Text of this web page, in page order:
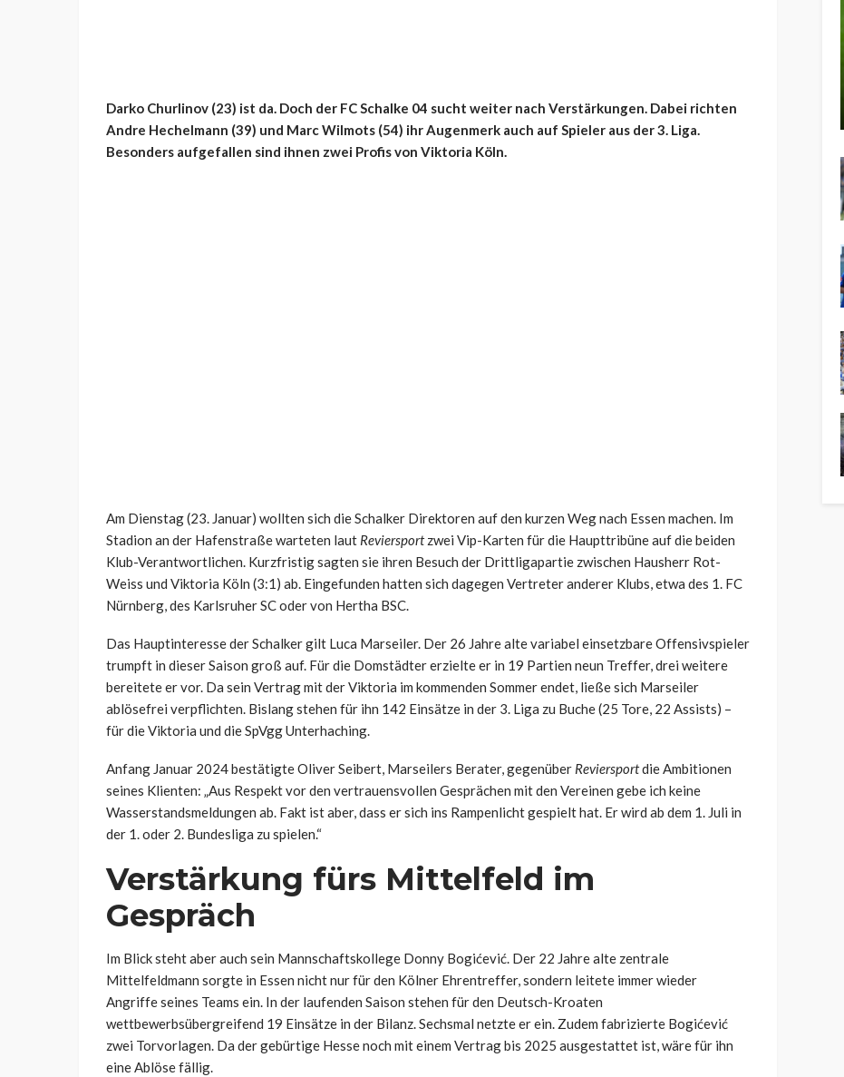
Darko Churlinov (23) ist da. Doch der FC Schalke 04 sucht weiter nach Verstärkungen. Dabei richten
Andre Hechelmann (39) und Marc Wilmots (54) ihr Augenmerk auch auf Spieler aus der 3. Liga.
Besonders aufgefallen sind ihnen zwei Profis von Viktoria Köln.
Am Dienstag (23. Januar) wollten sich die Schalker Direktoren auf den kurzen Weg nach Essen machen. Im
Stadion an der Hafenstraße warteten laut Reviersportzwei Vip-Karten für die Haupttribüne auf die beiden
Klub-Verantwortlichen. Kurzfristig sagten sie ihren Besuch der Drittligapartie zwischen Hausherr Rot-
Weiss und Viktoria Köln (3:1) ab. Eingefunden hatten sich dagegen Vertreter anderer Klubs, etwa des 1. FC
Nürnberg, des Karlsruher SC oder von Hertha BSC.
Das Hauptinteresse der Schalker gilt Luca Marseiler. Der 26 Jahre alte variabel einsetzbare Offensivspieler
trumpft in dieser Saison groß auf. Für die Domstädter erzielte er in 19 Partien neun Treffer, drei weitere
bereitete er vor. Da sein Vertrag mit der Viktoria im kommenden Sommer endet, ließe sich Marseiler
ablösefrei verpflichten. Bislang stehen für ihn 142 Einsätze in der 3. Liga zu Buche (25 Tore, 22 Assists) –
für die Viktoria und die SpVgg Unterhaching.
Anfang Januar 2024 bestätigte Oliver Seibert, Marseilers Berater, gegenüber Reviersportdie Ambitionen
seines Klienten: „Aus Respekt vor den vertrauensvollen Gesprächen mit den Vereinen gebe ich keine
Wasserstandsmeldungen ab. Fakt ist aber, dass er sich ins Rampenlicht gespielt hat. Er wird ab dem 1. Juli in
der 1. oder 2. Bundesliga zu spielen.“
Verstärkung fürs Mittelfeld im
Gespräch
Im Blick steht aber auch sein Mannschaftskollege Donny Bogićević. Der 22 Jahre alte zentrale
Mittelfeldmann sorgte in Essen nicht nur für den Kölner Ehrentreffer, sondern leitete immer wieder
Angriffe seines Teams ein. In der laufenden Saison stehen für den Deutsch-Kroaten
wettbewerbsübergreifend 19 Einsätze in der Bilanz. Sechsmal netzte er ein. Zudem fabrizierte Bogićević
zwei Torvorlagen. Da der gebürtige Hesse noch mit einem Vertrag bis 2025 ausgestattet ist, wäre für ihn
eine Ablöse fällig.